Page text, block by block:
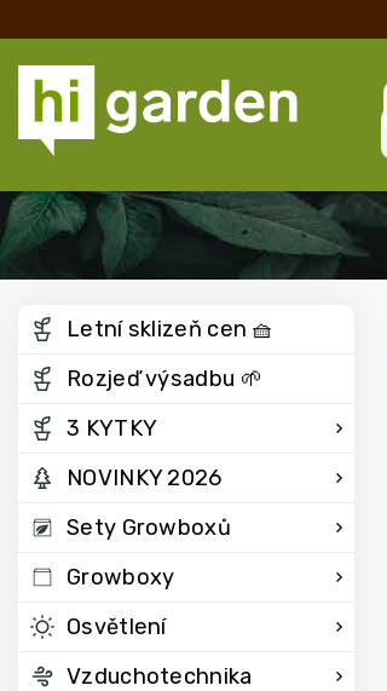
Letní sklizeň cen 🧺
Rozjeď výsadbu 🌱
3 KYTKY
NOVINKY 2026
Sety Growboxů
Growboxy
Osvětlení
Vzduchotechnika